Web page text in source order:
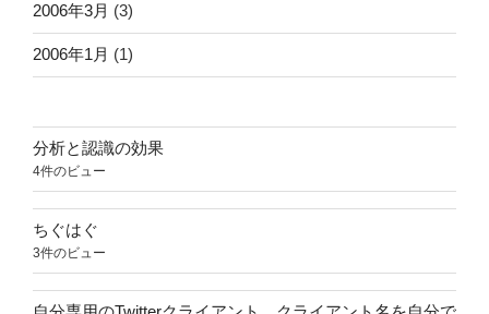
2006年3月 (3)
2006年1月 (1)
分析と認識の効果
4件のビュー
ちぐはぐ
3件のビュー